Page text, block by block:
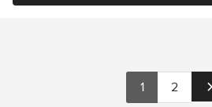
1 2